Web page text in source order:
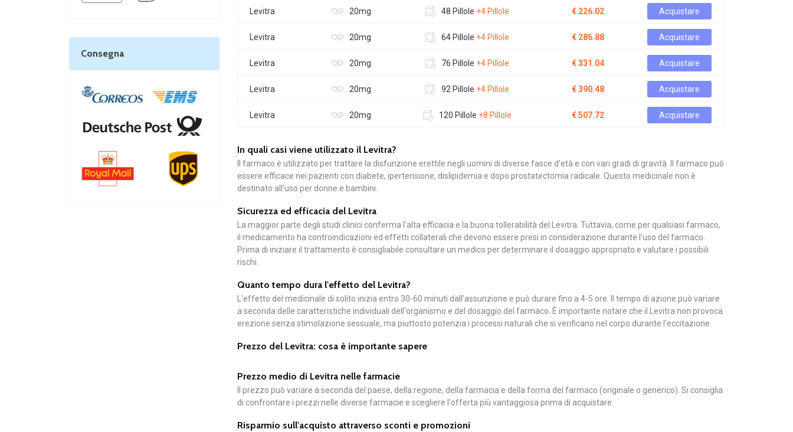
Consegna
Levitra 20mg 48 Pillole +4 Pillole € 226.02 Acquistare
Levitra 20mg 64 Pillole +4 Pillole € 286.88 Acquistare
Levitra 20mg 76 Pillole +4 Pillole € 331.04 Acquistare
Levitra 20mg 92 Pillole +4 Pillole € 390.48 Acquistare
Levitra 20mg 120 Pillole +8 Pillole € 507.72 Acquistare
In quali casi viene utilizzato il Levitra?
Il farmaco è utilizzato per trattare la disfunzione erettile negli uomini di diverse fasce d'età e con vari gradi di gravità. Il farmaco può
essere efficace nei pazienti con diabete, ipertensione, dislipidemia e dopo prostatectomia radicale. Questo medicinale non è
destinato all'uso per donne e bambini.
Sicurezza ed efficacia del Levitra
La maggior parte degli studi clinici conferma l'alta efficacia e la buona tollerabilità del Levitra. Tuttavia, come per qualsiasi farmaco,
il medicamento ha controindicazioni ed effetti collaterali che devono essere presi in considerazione durante l'uso del farmaco.
Prima di iniziare il trattamento è consigliabile consultare un medico per determinare il dosaggio appropriato e valutare i possibili
rischi.
Quanto tempo dura l'effetto del Levitra?
L'effetto del medicinale di solito inizia entro 30-60 minuti dall'assunzione e può durare fino a 4-5 ore. Il tempo di azione può variare
a seconda delle caratteristiche individuali dell'organismo e del dosaggio del farmaco. È importante notare che il Levitra non provoca
erezione senza stimolazione sessuale, ma piuttosto potenzia i processi naturali che si verificano nel corpo durante l'eccitazione.
Prezzo del Levitra: cosa è importante sapere
Prezzo medio di Levitra nelle farmacie
Il prezzo può variare a seconda del paese, della regione, della farmacia e della forma del farmaco (originale o generico). Si consiglia
di confrontare i prezzi nelle diverse farmacie e scegliere l'offerta più vantaggiosa prima di acquistare.
Risparmio sull'acquisto attraverso sconti e promozioni